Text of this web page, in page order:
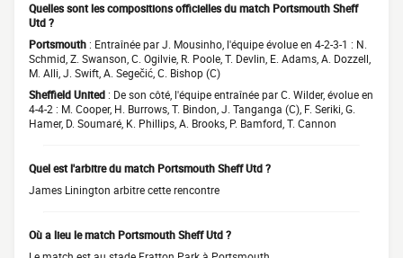
Quelles sont les compositions officielles du match Portsmouth Sheff
Utd ?
Portsmouth : Entraînée par J. Mousinho, l'équipe évolue en 4-2-3-1 : N.
Schmid, Z. Swanson, C. Ogilvie, R. Poole, T. Devlin, E. Adams, A. Dozzell,
M. Alli, J. Swift, A. Segečić, C. Bishop (C)
Sheffield United : De son côté, l'équipe entraînée par C. Wilder, évolue en
4-4-2 : M. Cooper, H. Burrows, T. Bindon, J. Tanganga (C), F. Seriki, G.
Hamer, D. Soumaré, K. Phillips, A. Brooks, P. Bamford, T. Cannon
Quel est l'arbitre du match Portsmouth Sheff Utd ?
James Linington arbitre cette rencontre
Où a lieu le match Portsmouth Sheff Utd ?